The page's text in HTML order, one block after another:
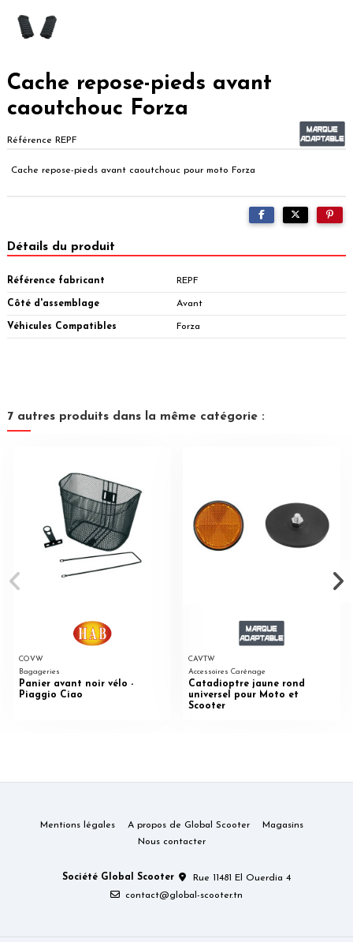
Cache repose-pieds avant
caoutchouc Forza
Référence REPF
Cache repose-pieds avant caoutchouc pour moto Forza
Détails du produit
Référence fabricant REPF
Côté d'assemblage Avant
Véhicules Compatibles Forza
7 autres produits dans la même catégorie :
COVW
Bagageries
Panier avant noir vélo -
Piaggio Ciao
CAVTW
Accessoires Carénage
Catadioptre jaune rond
universel pour Moto et
Scooter
Mentions légales A propos de Global Scooter
Magasins
Nous contacter
Société Global Scooter
Rue 11481 El Ouerdia 4
contact@global-scooter.tn